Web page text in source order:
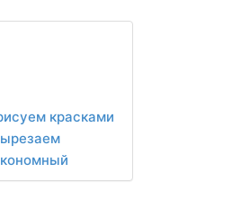
красками